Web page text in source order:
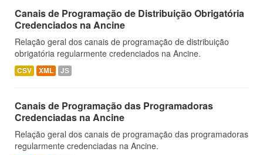
Canais de Programação de Distribuição Obrigatória
Credenciados na Ancine
Relação geral dos canais de programação de distribuição
obrigatória regularmente credenciados na Ancine.
CSV XML JS
Canais de Programação das Programadoras
Credenciadas na Ancine
Relação geral dos canais de programação das programadoras
regularmente credenciadas na Ancine.